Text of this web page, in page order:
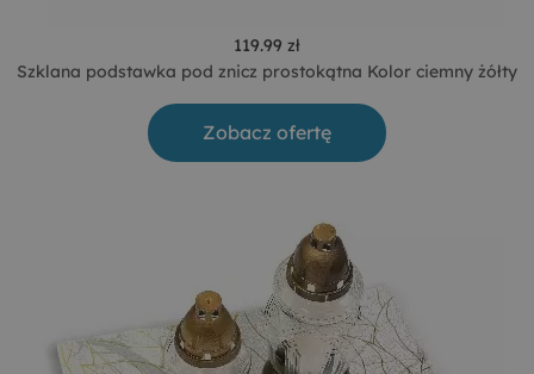
119.99 zł
Szklana podstawka pod znicz prostokątna Kolor ciemny żółty
Zobacz ofertę